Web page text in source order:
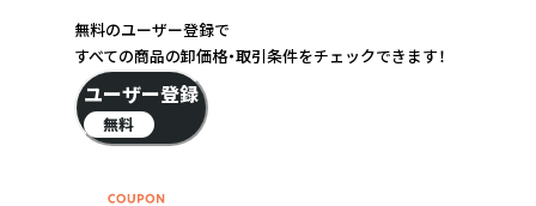
無料のユーザー登録で
すべての商品の卸価格・取引条件をチェックできます！
ユーザー登録
無料